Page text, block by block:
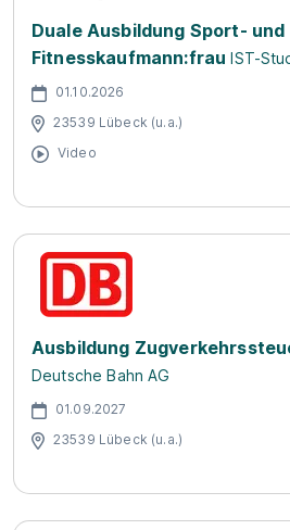
Duale Ausbildung Sport- und
Fitnesskaufmann:frau IST-
01.10.2026
23539 Lübeck (u.a.)
Video
Ausbildung
Deutsche Bahn AG
01.09.2027
23539 Lübeck (u.a.)